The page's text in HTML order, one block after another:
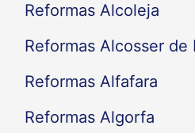
Reformas Alcoleja
Reformas Alcosser de
Reformas Alfafara
Reformas Algorfa